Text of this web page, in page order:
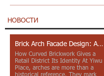
НОВОСТИ
Brick Arch Facade Design: A Closer Look at Yiwu Place
How Curved Brickwork Gives a
Retail District Its Identity At Yiwu
Place, arches are more than a
historical reference. They mark